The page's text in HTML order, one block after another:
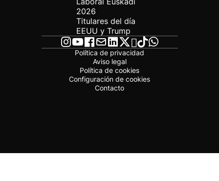
2026
Titulares del día
EEUU y Trump
Política de privacidad
Aviso legal
Política de cookies
Configuración de cookies
Contacto